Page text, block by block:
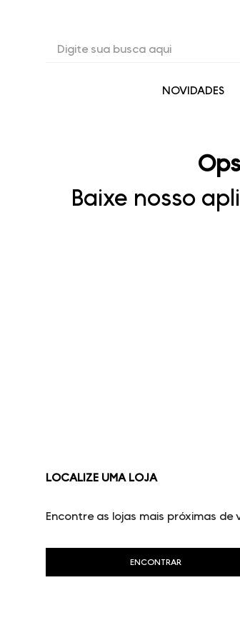
NOVIDADES
Baixe nosso
LOCALIZE UMA LOJA
Encontre as lojas mais próximas de